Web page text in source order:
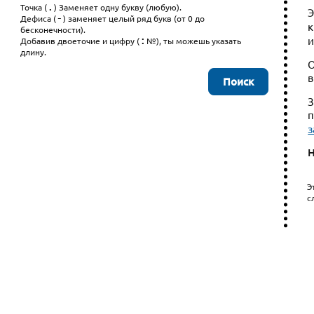
Точка (.) Заменяет одну букву (любую).
Дефиса (-) заменяет целый ряд букв (от 0 до
бесконечности).
Добавив двоеточие и цифру (: №), ты можешь указать
длину.